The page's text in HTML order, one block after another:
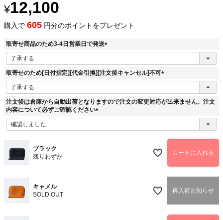
¥12,100
購入で 605 円分のポイントをプレゼント
取寄せ商品のため3-4日営業日で発送
(
須
)
取寄せのため[日付指定][代金引換][注文後キャンセル]不可
(
須
)
注文後は倉庫から自動出荷となりますので注文の変更対応が出来ません。注文
内容について必ずご確認ください
(
ブラック
残りわずか
カートに入れる
キャメル
SOLD OUT
再入荷お知らせ